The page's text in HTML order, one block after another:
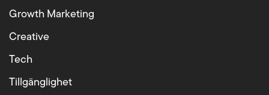
Growth Marketing
Creative
Tech
Tillgänglighet